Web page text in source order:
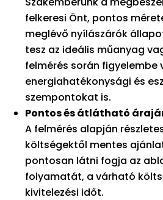
felkeresi Önt, pontos
meglévő nyílászárók
tesz az ideális műanyag
felmérés során figyelembe
energiahatékonysági és
szempontokat is.
Pontos és átlátható
A felmérés alapján
költségektől mentes
pontosan látni fogja az
folyamatát, a várható
kivitelezési időt.